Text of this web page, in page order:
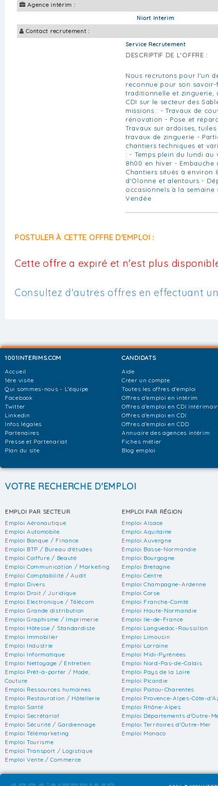
Agence intérim :
Niort Interim
Contact recrutement :
Service Recrutement
DESCRIPTIF DE L'OFFRE :
Nous recrutons pour l'un
reconnue pour son
traditionnelle et zinguerie,
CDI sur le secteur des
missions : - Travaux de
rénovation - Pose et
Travaux sur ardoises,
travaux de zinguerie -
chantiers techniques et
: - Temps plein du lundi au
8h00 en hiver - Embauche
Chantiers situés à environ
d'Olonne et alentours -
occasionnels à la
Vendée
POSTULER À CETTE OFFRE D'EMPLOI :
Cette offre a expiré et n'est plus
Consultez d'autres offres en effectuant
1001INTERIMS.COM
Accueil
1ère visite
Qui sommes-nous - L'équipe
Facebook
Twitter
Linkedin
Infos légales
Partenaires
Presse et Partenariat
Plan du site
CANDIDATS
Aide
Créer un compte
Toutes les offres d'emploi
Offres d'emploi en intérim
Offres d'emploi en CDI
Offres d'emploi en CDI
Offres d'emploi en CDD
Annuaire des agences intérim
Fiches métier
Blog emploi
VOTRE RECHERCHE D'EMPLOI
EMPLOI PAR SECTEUR
Emploi Aéronautique
Emploi Automobile
Emploi Banque / Finance
Emploi BTP / Bureau d'études
Emploi Coiffure / Beauté
Emploi Communication / Marketing
Emploi Comptabilité / Audit
Emploi Divers
Emploi Droit / Juridique
Emploi Electronique / Télécom
Emploi Grande distribution
Emploi Graphisme / Imprimerie
Emploi Hôtesse / Standardiste
Emploi Immobilier
Emploi Industrie
Emploi Informatique
Emploi Nettoyage / Entretien
Emploi Prêt-à-porter / Mode,
Couture
Emploi Ressources humaines
Emploi Restauration / Hôtellerie
Emploi Santé
Emploi Secrétariat
Emploi Sécurité / Gardiennage
Emploi Télémarketing
Emploi Tourisme
Emploi Transport / Logistique
Emploi Vente / Commerce
EMPLOI PAR RÉGION
Emploi Alsace
Emploi Aquitaine
Emploi Auvergne
Emploi Basse-Normandie
Emploi Bourgogne
Emploi Bretagne
Emploi Centre
Emploi Champagne-Ardenne
Emploi Corse
Emploi Franche-Comté
Emploi Haute-Normandie
Emploi Ile-de-France
Emploi Languedoc-Roussillon
Emploi Limousin
Emploi Lorraine
Emploi Midi-Pyrénées
Emploi Nord-Pas-de-Calais
Emploi Pays de la Loire
Emploi Picardie
Emploi Poitou-Charentes
Emploi Provence-Alpes-Côte-
Emploi Rhône-Alpes
Emploi Départements d'Outre-
Emploi Territoires d'Outre-Mer
Emploi Monaco